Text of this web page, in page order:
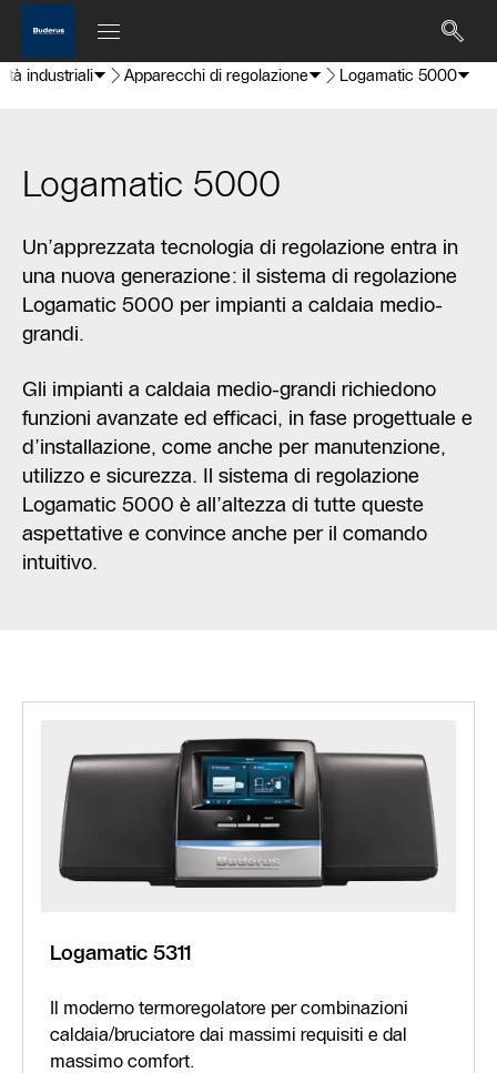
industriali Apparecchi di regolazione Logamatic 5000
Logamatic 5000
Un’apprezzata tecnologia di regolazione entra in
una nuova generazione: il sistema di regolazione
Logamatic 5000 per impianti a caldaia medio-
grandi.
Gli impianti a caldaia medio-grandi richiedono
funzioni avanzate ed efficaci, in fase progettuale e
d’installazione, come anche per manutenzione,
utilizzo e sicurezza. Il sistema di regolazione
Logamatic 5000 è all’altezza di tutte queste
aspettative e convince anche per il comando
intuitivo.
Logamatic 5311
Il moderno termoregolatore per combinazioni
caldaia/bruciatore dai massimi requisiti e dal
massimo comfort.